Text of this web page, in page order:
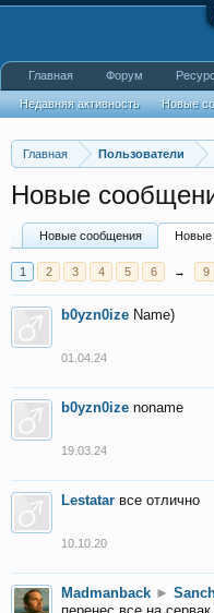
Главная Пользователи
Новые
Новые сообщения Новые
1 2 3 4 5 6 → 9
b0yzn0ize Name)
01.04.24
b0yzn0ize noname
19.03.24
Lestatar все отлично
10.10.20
Madmanback ►
Главная Форум
Недавняя активность Новые